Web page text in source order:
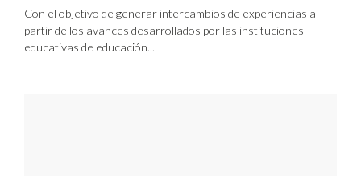
Con el objetivo de generar intercambios de experiencias a
partir de los avances desarrollados por las instituciones
educativas de educación...